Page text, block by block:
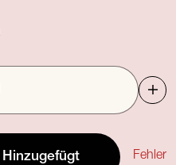
Hinzugefügt Fehler